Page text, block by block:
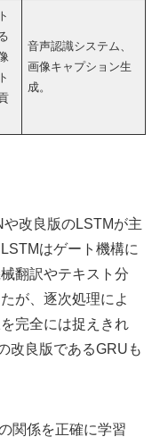
音声認識システム、
画像キャプション生
成。
改良版のLSTMが主
はゲート機構に
翻訳やテキスト分
が、逐次処理によ
完全には捉えきれ
改良版であるGRUも
関係を正確に学習